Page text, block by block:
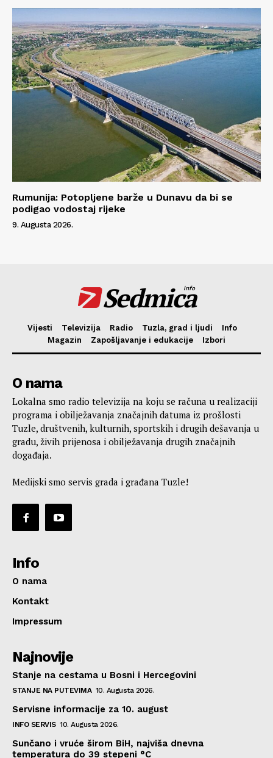
Rumunija: Potopljene barže u Dunavu da bi se
podigao vodostaj rijeke
9. Augusta 2026.
Sedmica
info
Vijesti Televizija Radio Tuzla, grad i ljudi
Info
Magazin
Zapošljavanje i edukacije Izbori
O nama
Lokalna smo radio televizija na koju se računa u realizaciji
programa i obilježavanja značajnih datuma iz prošlosti
Tuzle, društvenih, kulturnih, sportskih i drugih dešavanja u
gradu, živih prijenosa i obilježavanja drugih značajnih
događaja.
Medijski smo servis grada i građana Tuzle!
Info
O nama
Kontakt
Impressum
Najnovije
Stanje na cestama u Bosni i Hercegovini
STANJE NA PUTEVIMA 10. Augusta 2026.
Servisne informacije za 10. august
INFO SERVIS 10. Augusta 2026.
Sunčano i vruće širom BiH, najviša dnevna
temperatura do 39 stepeni °C